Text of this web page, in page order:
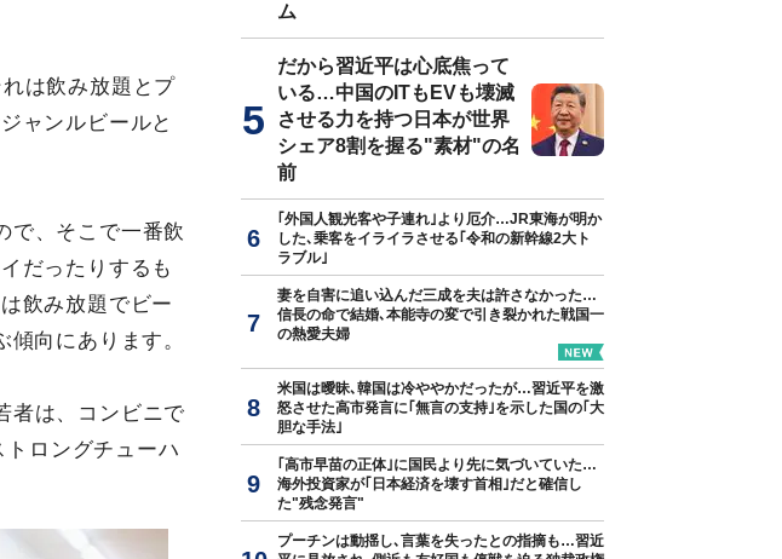
は飲み放題とプ
ャンルビールと
で、そこで一番飲
だったりするも
飲み放題でビー
向にあります。
者は、コンビニで
ロングチューハ
ム
だから習近平は心底焦って
いる…中国のITもEVも壊滅
させる力を持つ日本が世界
シェア8割を握る"素材"の名
前
｢外国人観光客や子連れ｣より厄介…JR東海が明か
した､乗客をイライラさせる｢令和の新幹線2大ト
ラブル｣
妻を自害に追い込んだ三成を夫は許さなかった…
信長の命で結婚､本能寺の変で引き裂かれた戦国一
の熱愛夫婦
米国は曖昧､韓国は冷ややかだったが…習近平を激
怒させた高市発言に｢無言の支持｣を示した国の｢大
胆な手法｣
｢高市早苗の正体｣に国民より先に気づいていた…
海外投資家が｢日本経済を壊す首相｣だと確信し
た"残念発言"
プーチンは動揺し､言葉を失ったとの指摘も…習近